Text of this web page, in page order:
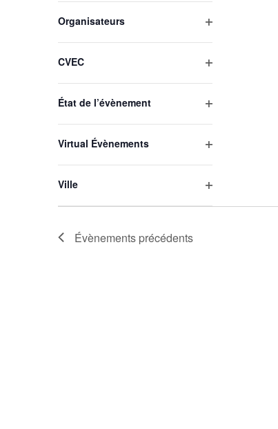
filtres
Organisateurs
filtres
CVEC
filtres
État de l’évènement
filtres
Virtual Évènements
filtres
Ville
Évènements précédents